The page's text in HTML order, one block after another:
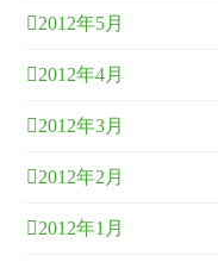
2012年5月
2012年4月
2012年3月
2012年2月
2012年1月